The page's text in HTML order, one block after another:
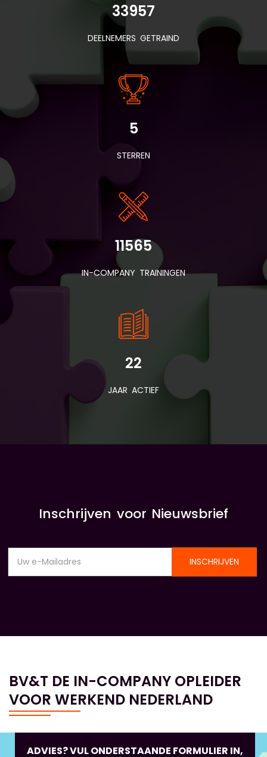
33957
DEELNEMERS GETRAIND
5
STERREN
11565
IN-COMPANY TRAININGEN
22
JAAR ACTIEF
Inschrijven voor Nieuwsbrief
INSCHRIJVEN
BV&T DE IN-COMPANY OPLEIDER
VOOR WERKEND NEDERLAND
ADVIES? VUL ONDERSTAANDE FORMULIER IN,